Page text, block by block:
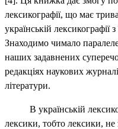
лексикографії, що має
українській лексикографії
Знаходимо чимало
наших задавнених
редакціях наукових
літератури.
В українській
лексики, тобто лексики,